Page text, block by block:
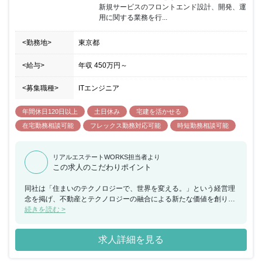
新規サービスのフロントエンド設計、開発、運
用に関する業務を行...
<勤務地> 東京都
<給与> 年収 450万円 ～
<募集職種> ITエンジニア
年間休日120日以上 土日休み
宅建を活かせる
在宅勤務相談可能
フレックス勤務対応可能 時短勤務相談可能
リアルエステートWORKS担当者より
この求人のこだわりポイント
同社は「住まいのテクノロジーで、世界を変える。」という経営理
念を掲げ、不動産とテクノロジーの融合による新たな価値を創りだ
しています。不動産業界において、AI・IoTといった先端技術を積極
コロナ禍における業界変容にも早急に対応することも成功していま
す。不動産業界をテクノロジーでリードする同社で のWebフロント
エンジニアとしてご活躍いただける方からの剛ぼをお待ちしており
続きを読む >
求人詳細を見る